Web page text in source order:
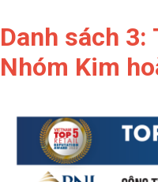
Danh sách 3:
Nhóm Kim